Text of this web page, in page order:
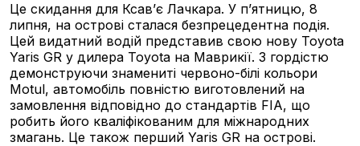
Це скидання для Ксав’є Лачкара. У п’ятницю, 8
липня, на острові сталася безпрецедентна подія.
Цей видатний водій представив свою нову Toyota
Yaris GR у дилера Toyota на Маврикії. З гордістю
демонструючи знамениті червоно-білі кольори
Motul, автомобіль повністю виготовлений на
замовлення відповідно до стандартів FIA, що
робить його кваліфікованим для міжнародних
змагань. Це також перший Yaris GR на острові.